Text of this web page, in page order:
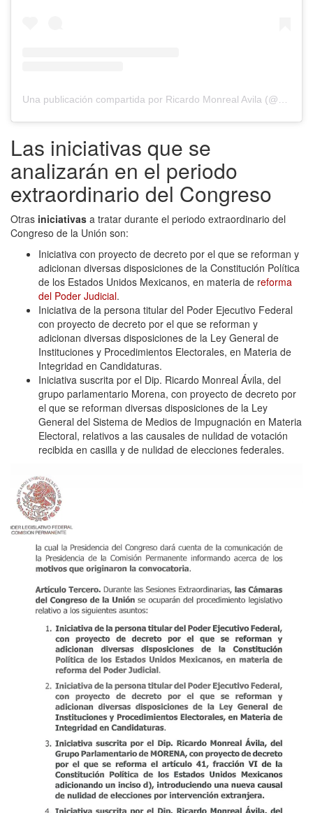
Las iniciativas que se
analizarán en el periodo
extraordinario del Congreso
Otras iniciativas a tratar durante el periodo extraordinario del
Congreso de la Unión son:
Iniciativa con proyecto de decreto por el que se reforman y
adicionan diversas disposiciones de la Constitución Política
de los Estados Unidos Mexicanos, en materia de reforma
del Poder Judicial.
Iniciativa de la persona titular del Poder Ejecutivo Federal
con proyecto de decreto por el que se reforman y
adicionan diversas disposiciones de la Ley General de
Instituciones y Procedimientos Electorales, en Materia de
Integridad en Candidaturas.
Iniciativa suscrita por el Dip. Ricardo Monreal Ávila, del
grupo parlamentario Morena, con proyecto de decreto por
el que se reforman diversas disposiciones de la Ley
General del Sistema de Medios de Impugnación en Materia
Electoral, relativos a las causales de nulidad de votación
recibida en casilla y de nulidad de elecciones federales.